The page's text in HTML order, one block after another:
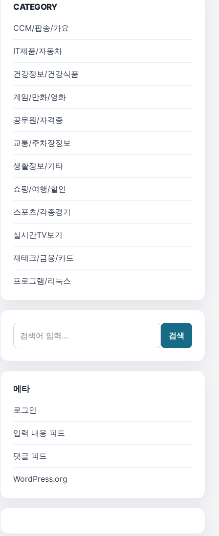
CATEGORY
CCM/팝송/가요
IT제품/자동차
건강정보/건강식품
게임/만화/영화
공무원/자격증
교통/주차장정보
생활정보/기타
쇼핑/여행/할인
스포츠/각종경기
실시간TV보기
재테크/금융/카드
프로그램/리눅스
검색어:
검색
메타
로그인
입력 내용 피드
댓글 피드
WordPress.org